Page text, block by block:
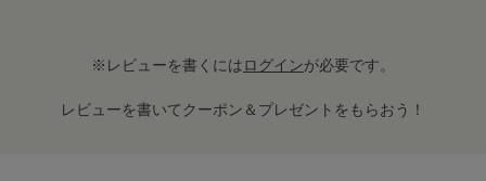
※レビューを書くにはログインが必要です。
レビューを書いてクーポン＆プレゼントをもらおう！